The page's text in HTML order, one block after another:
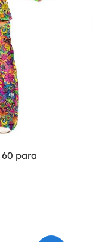
para